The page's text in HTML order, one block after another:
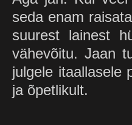
seda enam
suurest lainest
vähevõitu. Jaan
julgele itaallasele
ja õpetlikult.